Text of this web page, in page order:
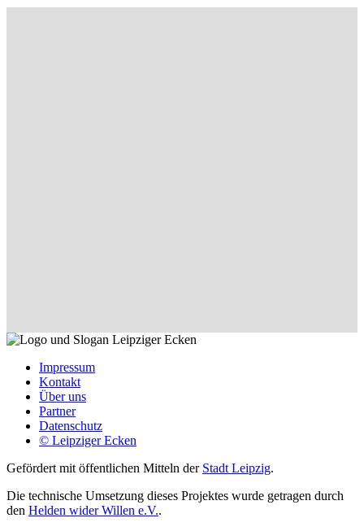
Impressum
Kontakt
Über uns
Partner
Datenschutz
© Leipziger Ecken
Gefördert mit öffentlichen Mitteln der Stadt Leipzig.
Die technische Umsetzung dieses Projektes wurde getragen durch
den Helden wider Willen e.V..